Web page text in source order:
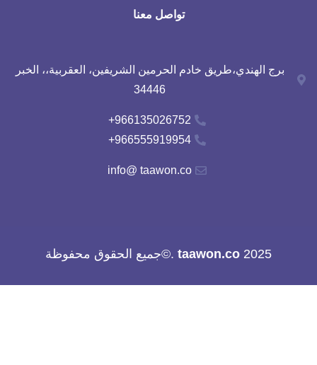
تواصل معنا
برج الهندي،طريق خادم الحرمين الشريفين، العقربية،، الخبر
34446
966135026752+
966555919954+
info@ taawon.co
2025
taawon.co.©جميع الحقوق محفوظة